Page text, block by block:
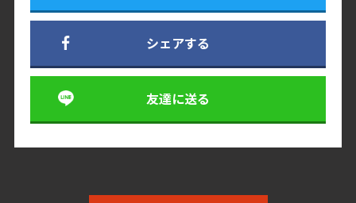
シェアする
友達に送る